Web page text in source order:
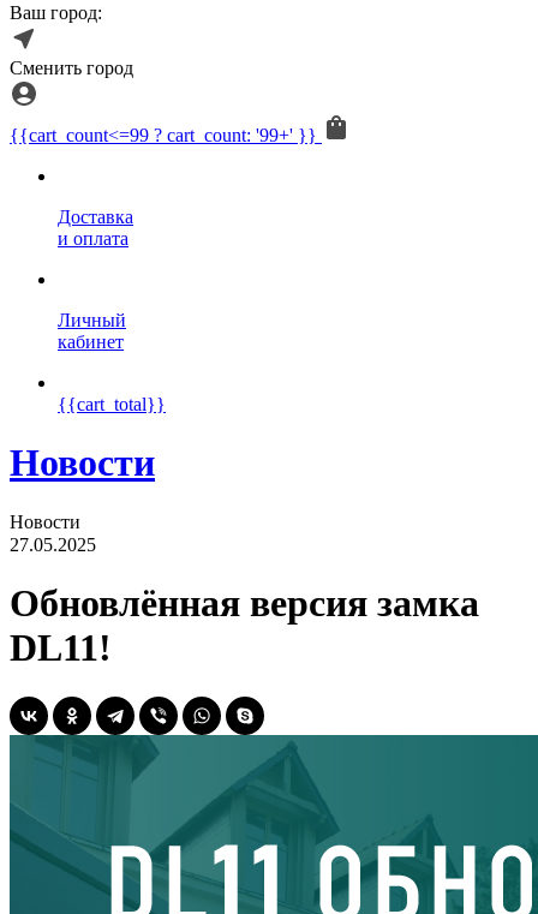
Ваш город:
Сменить город
{{cart_count<=99 ? cart_count: '99+' }}
Доставка
и оплата
Личный
кабинет
{{cart_total}}
Новости
Новости
27.05.2025
Обновлённая версия замка
DL11!